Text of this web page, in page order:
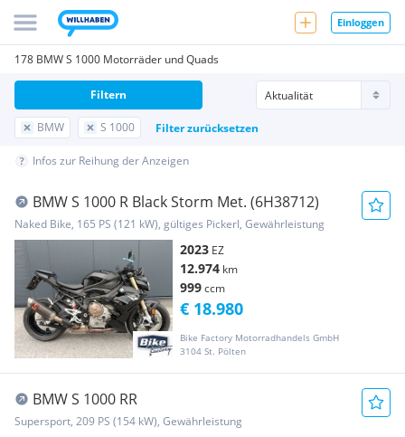
Einloggen
178 BMW S 1000 Motorräder und Quads
BMW S 1000 Filter zurücksetzen
Filtern
Infos zur Reihung der Anzeigen
BMW S 1000 R Black Storm Met. (6H38712)
Naked Bike, 165 PS (121 kW), gültiges Pickerl, Gewährleistung
2023 EZ
12.974 km
999ccm
Bike Factory Motorradhandels GmbH
3104 St. Pölten
€ 18.980
BMW S 1000 RR
Supersport, 209 PS (154 kW), Gewährleistung